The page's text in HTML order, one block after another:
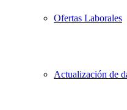
Ofertas Laborales
Actualización de